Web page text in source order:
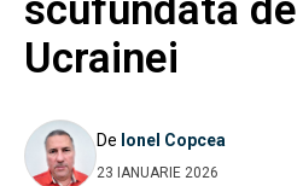
scufundată
Ucrainei
De Ionel Copcea
23 IANUARIE 2026